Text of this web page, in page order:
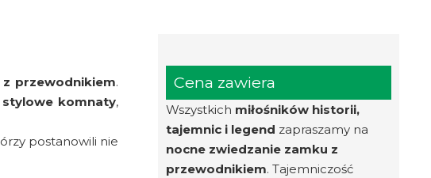
Cena zawiera
Wszystkich miłośników historii,
tajemnic i legend zapraszamy na
nocne zwiedzanie zamku z
przewodnikiem. Tajemniczość
przewodnikiem.
stylowe komnaty,
postanowili nie